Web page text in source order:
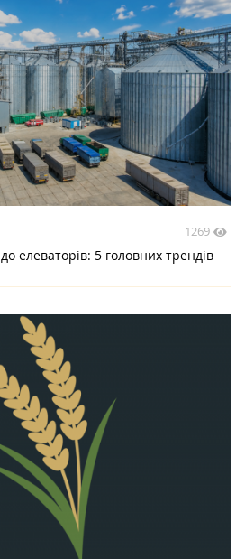
1269
елеваторів: 5 головних трендів